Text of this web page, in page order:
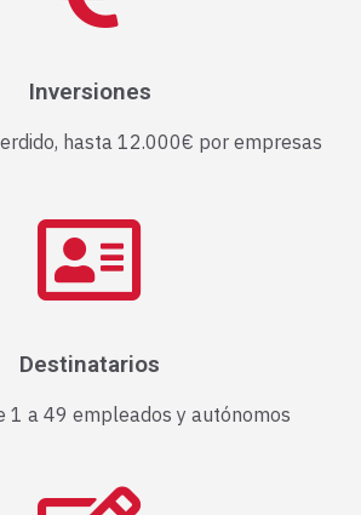
Inversiones
hasta 12.000€ por empresas
Destinatarios
1 a 49 empleados y autónomos